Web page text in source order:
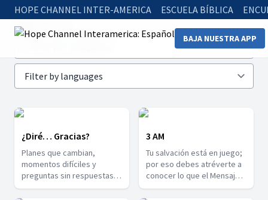
HOPE CHANNEL INTER-AMERICA ESCUELA BÍBLICA
BAJA NUESTRA APP
Home
¿Diré… Gracias?
Planes que cambian,
momentos difíciles y
preguntas sin respuestas
claras. Descubrirás la
3 AM
Tu salvación está en juego;
por eso debes atréverte a
conocer lo que el Mensaje
de los 3 Ángeles tiene para